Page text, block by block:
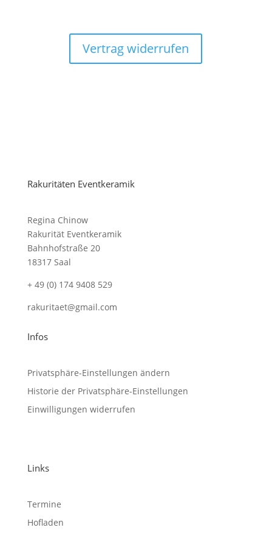
Vertrag widerrufen
Rakuritäten Eventkeramik
Regina Chinow
Rakurität Eventkeramik
Bahnhofstraße 20
18317 Saal
+ 49 (0) 174 9408 529
rakuritaet@gmail.com
Infos
Privatsphäre-Einstellungen ändern
Historie der Privatsphäre-Einstellungen
Einwilligungen widerrufen
Links
Termine
Hofladen